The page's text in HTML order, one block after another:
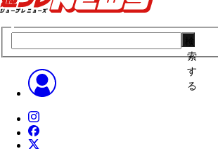
索
す
る